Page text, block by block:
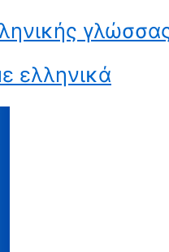
ελληνικά